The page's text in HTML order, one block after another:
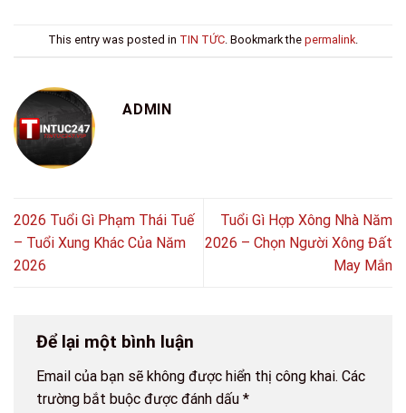
This entry was posted in TIN TỨC. Bookmark the permalink.
ADMIN
2026 Tuổi Gì Phạm Thái Tuế
– Tuổi Xung Khác Của Năm
2026
Tuổi Gì Hợp Xông Nhà Năm
2026 – Chọn Người Xông Đất
May Mắn
Để lại một bình luận
Email của bạn sẽ không được hiển thị công khai. Các
trường bắt buộc được đánh dấu *